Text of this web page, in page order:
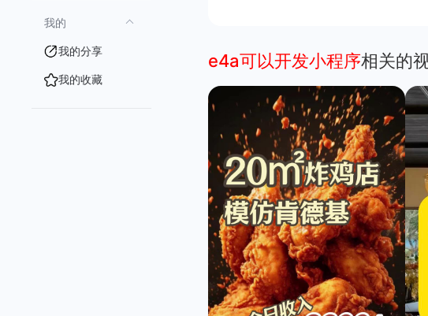
我的
我的分享
我的收藏
e4a可以开发小程序相关的